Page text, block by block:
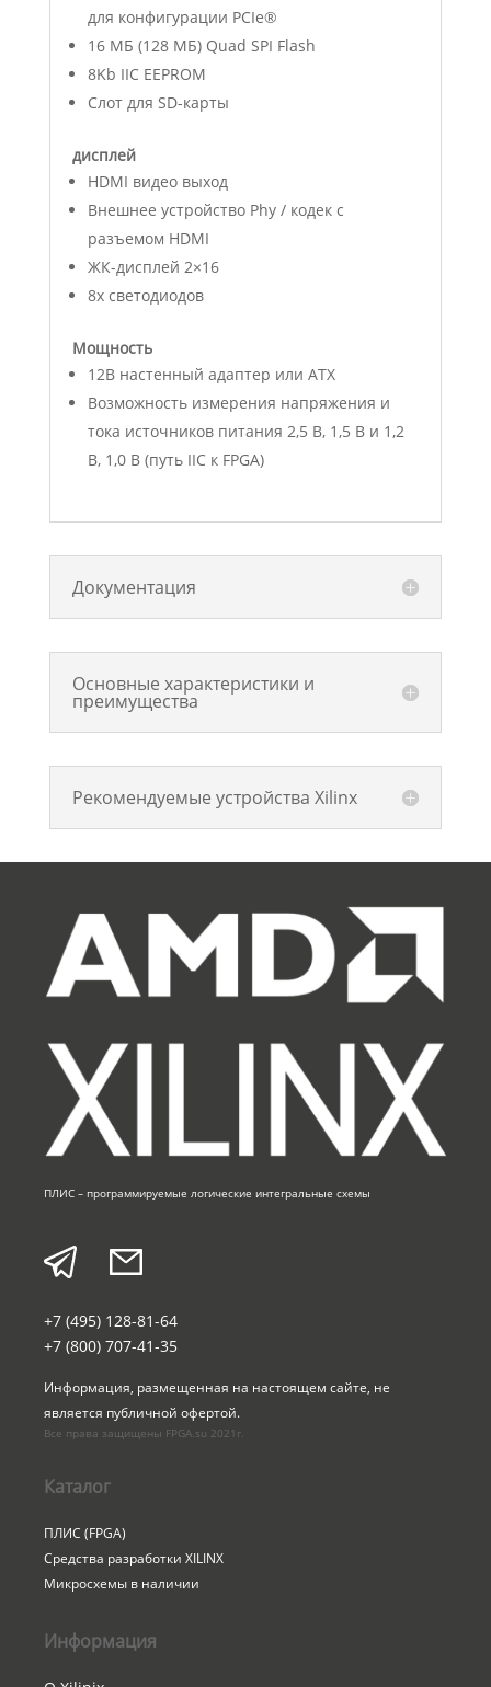
для конфигурации PCIe®
16 МБ (128 МБ) Quad SPI Flash
8Kb IIC EEPROM
Слот для SD-карты
дисплей
HDMI видео выход
Внешнее устройство Phy / кодек с
разъемом HDMI
ЖК-дисплей 2×16
8x светодиодов
Мощность
12В настенный адаптер или ATX
Возможность измерения напряжения и
тока источников питания 2,5 В, 1,5 В и 1,2
В, 1,0 В (путь IIC к FPGA)
Документация
Основные характеристики и
преимущества
Рекомендуемые устройства Xilinx
ПЛИС – программируемые логические интегральные схемы
+7 (495) 128-81-64
+7 (800) 707-41-35
Информация, размещенная на настоящем сайте, не
является публичной офертой.
Все права защищены FPGA.su 2021г.
Каталог
ПЛИС (FPGA)
Средства разработки XILINX
Микросхемы в наличии
Информация